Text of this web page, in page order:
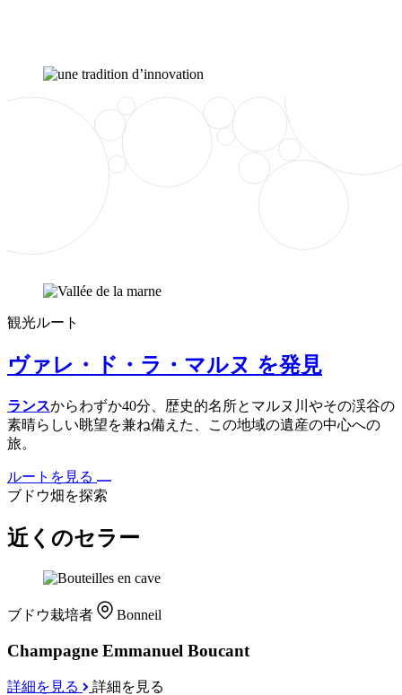
観光ルート
ヴァレ・ド・ラ・マルヌ を発見
ランスからわずか40分、歴史的名所とマルヌ川やその渓谷の
素晴らしい眺望を兼ね備えた、この地域の遺産の中心への
旅。
ルートを見る
ブドウ畑を探索
近くのセラー
ブドウ栽培者 Bonneil
Champagne Emmanuel Boucant
詳細を見る 詳細を見る